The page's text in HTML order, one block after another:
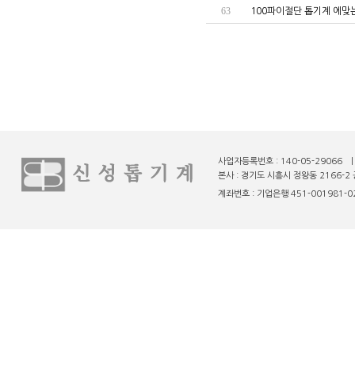
63 100파이절단 톱기계 에맞
사업자등록번호 : 140-05-29066
본사 : 경기도 시흥시 정왕동
계좌번호 : 기업은행 451-